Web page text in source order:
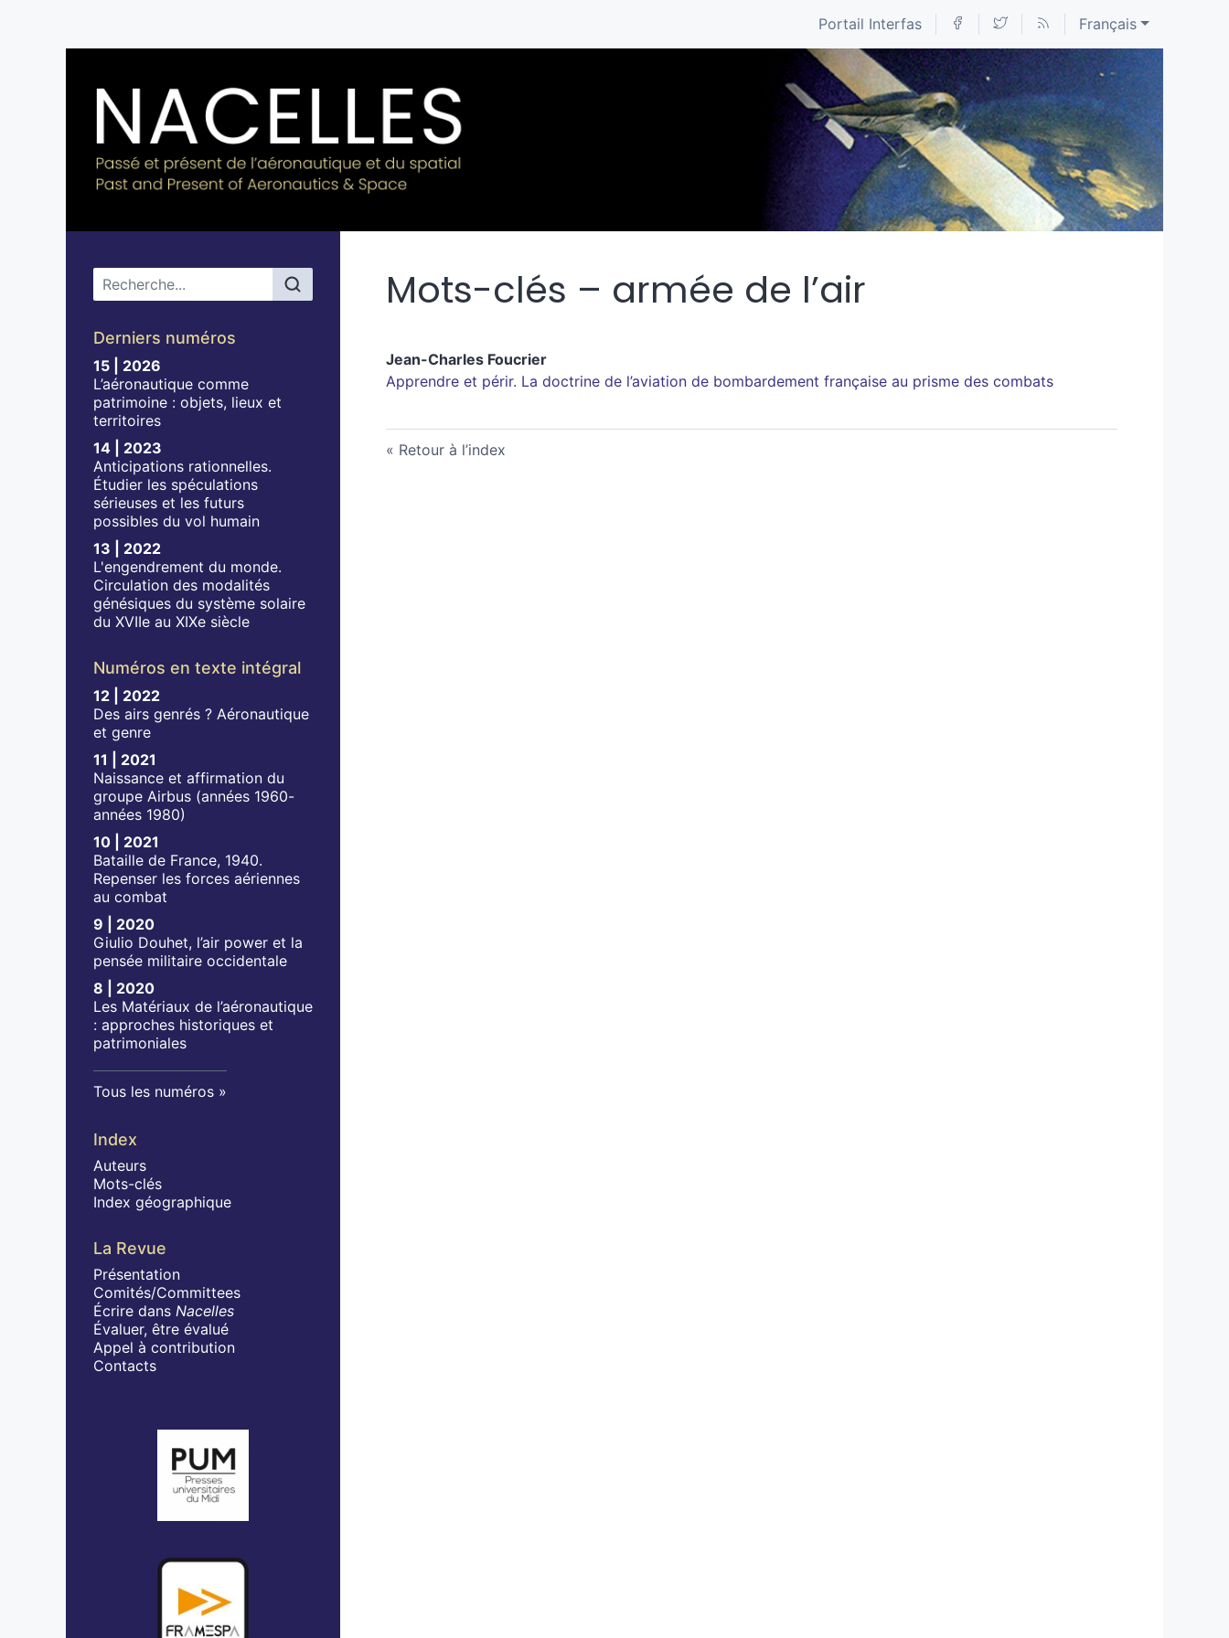
Portail Interfas Français
Menu principal
Derniers numéros
15 | 2026
L’aéronautique comme
patrimoine : objets, lieux et
territoires
14 | 2023
Anticipations rationnelles.
Étudier les spéculations
sérieuses et les futurs
possibles du vol humain
13 | 2022
L'engendrement du monde.
Circulation des modalités
génésiques du système solaire
du XVIIe au XIXe siècle
Numéros en texte intégral
12 | 2022
Des airs genrés ? Aéronautique
et genre
11 | 2021
Naissance et affirmation du
groupe Airbus (années 1960-
années 1980)
10 | 2021
Bataille de France, 1940.
Repenser les forces aériennes
au combat
9 | 2020
Giulio Douhet, l’air power et la
pensée militaire occidentale
8 | 2020
Les Matériaux de l’aéronautique
: approches historiques et
patrimoniales
Tous les numéros
Index
Auteurs
Mots-clés
Index géographique
La Revue
Présentation
Comités/Committees
Écrire dans Nacelles
Évaluer, être évalué
Appel à contribution
Contacts
Mots-clés – armée de l’air
Jean-Charles Foucrier
Apprendre et périr. La doctrine de l’aviation de bombardement française au prisme des combats
Retour à l’index